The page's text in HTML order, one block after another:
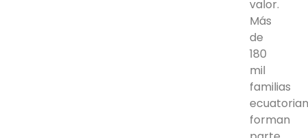
valor.
Más
de
180
mil
familias
forman